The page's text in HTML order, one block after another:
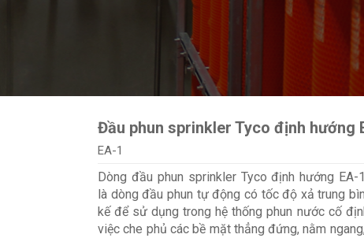
Đầu phun sprinkler Tyco định hướng
EA-1
Dòng đầu phun sprinkler Tyco định hướng EA-1
là dòng đầu phun tự động có tốc độ xả trung
kế để sử dụng trong hệ thống phun nước cố
việc che phủ các bề mặt thẳng đứng, nằm